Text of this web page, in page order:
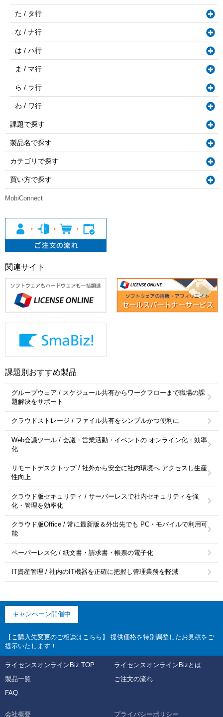
た / タ行
な / ナ行
は / ハ行
ま / マ行
ら / ラ行
わ / ワ行
課題で探す
製品名で探す
カテゴリで探す
買い方で探す
MobiConnect
関連サイト
課題別おすすめ製品
グループウェア / スケジュール共有からワークフローまで職場の課
題解決をサポート
クラウドストレージ / ファイル共有をシンプルかつ便利に
Web会議ツール / 会議・営業活動・イベントの オンライン化・効率
化
リモートデスクトップ / 社外から安全に社内環境へ アクセスし生産
性向上
クラウド版セキュリティ / サーバーレスで社内セキュリティを強
化・管理を効率化
クラウド版Office / 常に最新版＆外出先でも PC・モバイルで利用可
能
ペーパーレス化 / 紙文書・請求書・帳票の電子化
IT資産管理 / 社内のIT機器を正確に把握し管理業務を軽減
キャンペーン開催中
【ご購入先変更のご相談はこちら】 提供価格を特別調整したお見積をご
提示いたします！
ライセンスオンラインBiz TOP
ライセンスオンラインBizとは
製品一覧
ご注文の流れ
FAQ
会社概要 プライバシーポリシー